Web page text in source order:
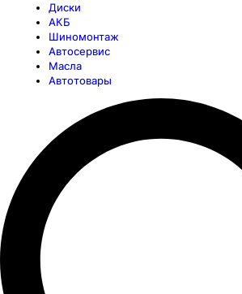
Диски
АКБ
Шиномонтаж
Автосервис
Масла
Автотовары